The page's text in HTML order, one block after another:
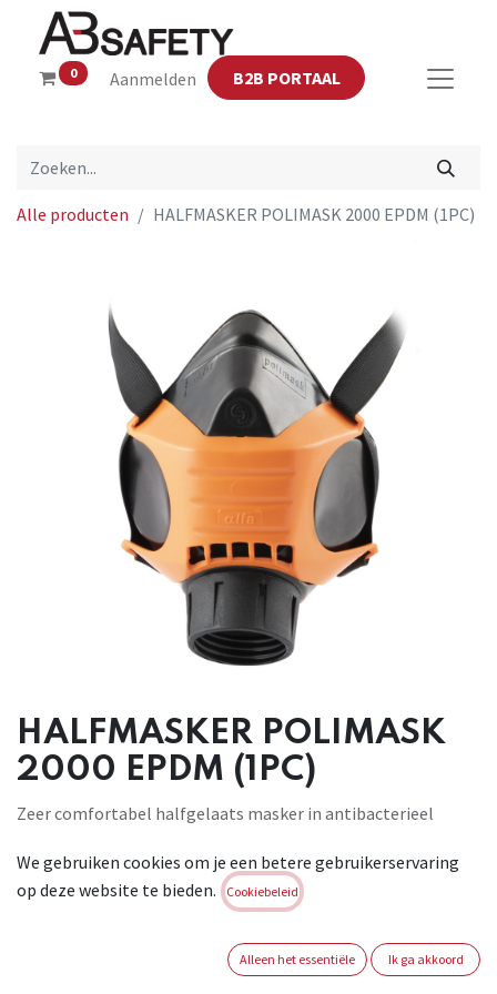
0 Aanmelden B2B PORTAAL
Alle producten HALFMASKER POLIMASK 2000 EPDM (1PC)
HALFMASKER POLIMASK
2000 EPDM (1PC)
Zeer comfortabel halfgelaats masker in antibacterieel
dat makkelijk onderhoudbaar is. Voorzien van verstelbare
hoofd- en
worden met de Uranus filters maar ook met alle andere DIN
We gebruiken cookies om je een betere gebruikerservaring
op deze website te bieden.
Cookiebeleid
Alleen het essentiële Ik ga akkoord